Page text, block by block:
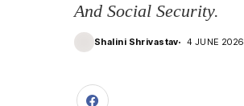
And Social Security.
Shalini Shrivastav 4 JUNE 2026